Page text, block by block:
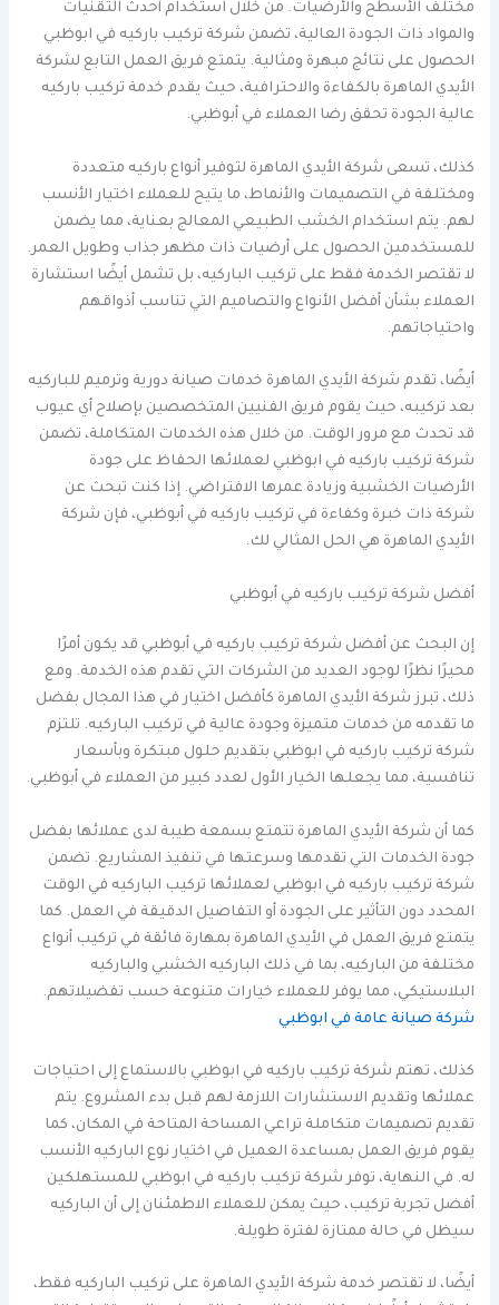
مختلف الأسطح والأرضيات. من خلال استخدام أحدث التقنيات
والمواد ذات الجودة العالية، تضمن شركة تركيب باركيه في ابوظبي
الحصول على نتائج مبهرة ومثالية. يتمتع فريق العمل التابع لشركة
الأيدي الماهرة بالكفاءة والاحترافية، حيث يقدم خدمة تركيب باركيه
عالية الجودة تحقق رضا العملاء في أبوظبي.
كذلك، تسعى شركة الأيدي الماهرة لتوفير أنواع باركيه متعددة
ومختلفة في التصميمات والأنماط، ما يتيح للعملاء اختيار الأنسب
لهم. يتم استخدام الخشب الطبيعي المعالج بعناية، مما يضمن
للمستخدمين الحصول على أرضيات ذات مظهر جذاب وطويل العمر.
لا تقتصر الخدمة فقط على تركيب الباركيه، بل تشمل أيضًا استشارة
العملاء بشأن أفضل الأنواع والتصاميم التي تناسب أذواقهم
واحتياجاتهم.
أيضًا، تقدم شركة الأيدي الماهرة خدمات صيانة دورية وترميم للباركيه
بعد تركيبه، حيث يقوم فريق الفنيين المتخصصين بإصلاح أي عيوب
قد تحدث مع مرور الوقت. من خلال هذه الخدمات المتكاملة، تضمن
شركة تركيب باركيه في ابوظبي لعملائها الحفاظ على جودة
الأرضيات الخشبية وزيادة عمرها الافتراضي. إذا كنت تبحث عن
شركة ذات خبرة وكفاءة في تركيب باركيه في أبوظبي، فإن شركة
الأيدي الماهرة هي الحل المثالي لك.
أفضل شركة تركيب باركيه في أبوظبي
إن البحث عن أفضل شركة تركيب باركيه في أبوظبي قد يكون أمرًا
محيرًا نظرًا لوجود العديد من الشركات التي تقدم هذه الخدمة. ومع
ذلك، تبرز شركة الأيدي الماهرة كأفضل اختيار في هذا المجال بفضل
ما تقدمه من خدمات متميزة وجودة عالية في تركيب الباركيه. تلتزم
شركة تركيب باركيه في ابوظبي بتقديم حلول مبتكرة وبأسعار
تنافسية، مما يجعلها الخيار الأول لعدد كبير من العملاء في أبوظبي.
كما أن شركة الأيدي الماهرة تتمتع بسمعة طيبة لدى عملائها بفضل
جودة الخدمات التي تقدمها وسرعتها في تنفيذ المشاريع. تضمن
شركة تركيب باركيه في ابوظبي لعملائها تركيب الباركيه في الوقت
المحدد دون التأثير على الجودة أو التفاصيل الدقيقة في العمل. كما
يتمتع فريق العمل في الأيدي الماهرة بمهارة فائقة في تركيب أنواع
مختلفة من الباركيه، بما في ذلك الباركيه الخشبي والباركيه
البلاستيكي، مما يوفر للعملاء خيارات متنوعة حسب تفضيلاتهم.
شركة صيانة عامة في ابوظبي
كذلك، تهتم شركة تركيب باركيه في ابوظبي بالاستماع إلى احتياجات
عملائها وتقديم الاستشارات اللازمة لهم قبل بدء المشروع. يتم
تقديم تصميمات متكاملة تراعي المساحة المتاحة في المكان، كما
يقوم فريق العمل بمساعدة العميل في اختيار نوع الباركيه الأنسب
له. في النهاية، توفر شركة تركيب باركيه في ابوظبي للمستهلكين
أفضل تجربة تركيب، حيث يمكن للعملاء الاطمئنان إلى أن الباركيه
سيظل في حالة ممتازة لفترة طويلة.
أيضًا، لا تقتصر خدمة شركة الأيدي الماهرة على تركيب الباركيه فقط،